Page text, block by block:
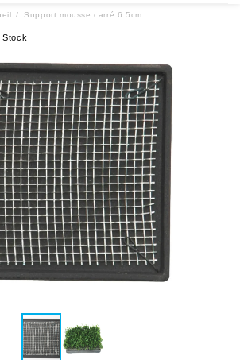
Support mousse carré 6.5cm
Stock